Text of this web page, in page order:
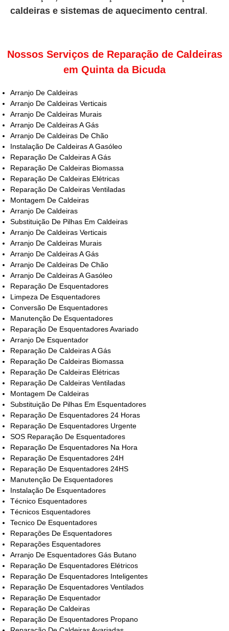
caldeiras e sistemas de aquecimento central.
Nossos Serviços de Reparação de Caldeiras
em Quinta da Bicuda
Arranjo De Caldeiras
Arranjo De Caldeiras Verticais
Arranjo De Caldeiras Murais
Arranjo De Caldeiras A Gás
Arranjo De Caldeiras De Chão
Instalação De Caldeiras A Gasóleo
Reparação De Caldeiras A Gás
Reparação De Caldeiras Biomassa
Reparação De Caldeiras Elétricas
Reparação De Caldeiras Ventiladas
Montagem De Caldeiras
Arranjo De Caldeiras
Substituição De Pilhas Em Caldeiras
Arranjo De Caldeiras Verticais
Arranjo De Caldeiras Murais
Arranjo De Caldeiras A Gás
Arranjo De Caldeiras De Chão
Arranjo De Caldeiras A Gasóleo
Reparação De Esquentadores
Limpeza De Esquentadores
Conversão De Esquentadores
Manutenção De Esquentadores
Reparação De Esquentadores Avariado
Arranjo De Esquentador
Reparação De Caldeiras A Gás
Reparação De Caldeiras Biomassa
Reparação De Caldeiras Elétricas
Reparação De Caldeiras Ventiladas
Montagem De Caldeiras
Substituição De Pilhas Em Esquentadores
Reparação De Esquentadores 24 Horas
Reparação De Esquentadores Urgente
SOS Reparação De Esquentadores
Reparação De Esquentadores Na Hora
Reparação De Esquentadores 24H
Reparação De Esquentadores 24HS
Manutenção De Esquentadores
Instalação De Esquentadores
Técnico Esquentadores
Técnicos Esquentadores
Tecnico De Esquentadores
Reparações De Esquentadores
Reparações Esquentadores
Arranjo De Esquentadores Gás Butano
Reparação De Esquentadores Elétricos
Reparação De Esquentadores Inteligentes
Reparação De Esquentadores Ventilados
Reparação De Esquentador
Reparação De Caldeiras
Reparação De Esquentadores Propano